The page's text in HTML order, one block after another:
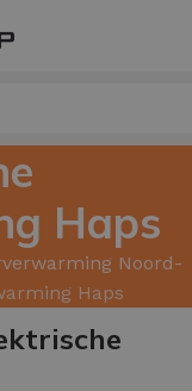
Haps
Noord-
Haps